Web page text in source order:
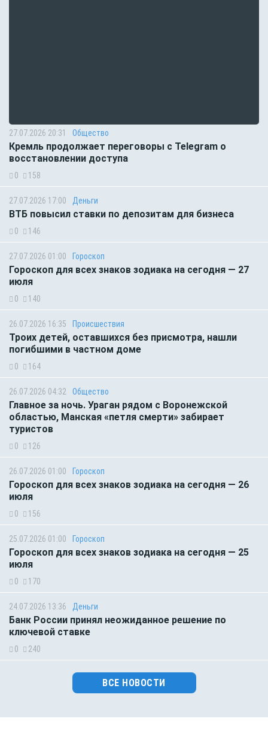
27.07.2026 20:31 Общество
Кремль продолжает переговоры с Telegram о
восстановлении доступа
0 158
27.07.2026 17:00 Деньги
ВТБ повысил ставки по депозитам для бизнеса
0 146
27.07.2026 01:00 Гороскоп
Гороскоп для всех знаков зодиака на сегодня — 27
июля
0 140
26.07.2026 16:35 Происшествия
Троих детей, оставшихся без присмотра, нашли
погибшими в частном доме
0 164
26.07.2026 04:32 Общество
Главное за ночь. Ураган рядом с Воронежской
областью, Манская «петля смерти» забирает
туристов
0 126
26.07.2026 01:00 Гороскоп
Гороскоп для всех знаков зодиака на сегодня — 26
июля
0 156
25.07.2026 01:00 Гороскоп
Гороскоп для всех знаков зодиака на сегодня — 25
июля
0 170
24.07.2026 13:36 Деньги
Банк России принял неожиданное решение по
ключевой ставке
0 240
ВСЕ НОВОСТИ